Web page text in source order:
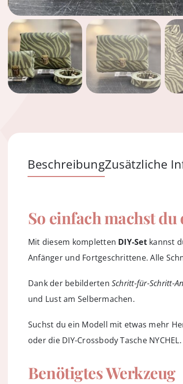
BeschreibungZusätzliche
So einfach machst
Mit diesem kompletten DIY-Setkannst
Anfänger und Fortgeschrittene. Alle
Dank der bebilderten Schritt-für-Schritt-
und Lust am Selbermachen.
Suchst du ein Modell mit etwas mehr
oder die DIY-Crossbody Tasche NYCHEL.
Benötigtes Werkzeug